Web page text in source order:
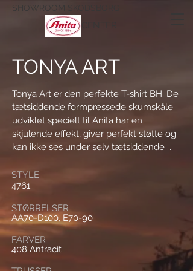
SHOWROOM SKODSBORG
TONYA ART
Tonya Art er den perfekte T-shirt BH. De
tætsiddende formpressede skumskåle
udviklet specielt til Anita har en
skjulende effekt, giver perfekt støtte og
kan ikke ses under selv tætsiddende
proteselommer er i let, luftigt og fin tyl
og de slanke, elegante stropper polstret
komfort. De flade kantbånd i
halsudskæring og ved armene er bløde
og meget behagelige. For ekstra
fleksibilitet har Tonya 4 rækker hægter
ved lukningen i ryggen. Som man nok
STYLE
4761
STØRRELSER
AA70-D100, E70-90
FARVER
408 Antracit